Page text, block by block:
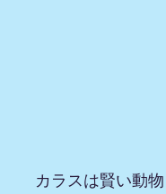
カラスは賢い動